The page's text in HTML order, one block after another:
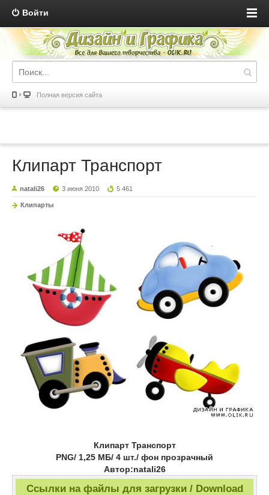
Войти
Полная версия сайта
Клипарт Транспорт
natali26 3 июня 2010 5 461
Клипарты
Клипарт Транспорт
PNG/ 1,25 МБ/ 4 шт./ фон прозрачный
Автор:natali26
Ссылки на файлы для загрузки / Download